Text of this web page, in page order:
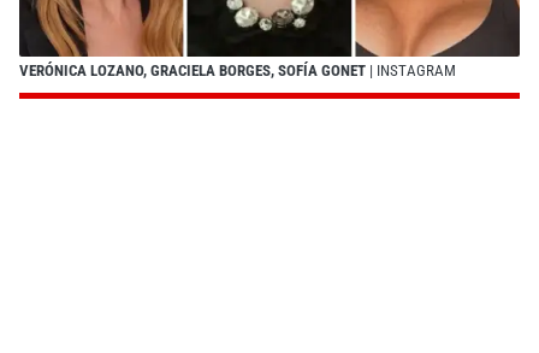
VERÓNICA LOZANO, GRACIELA BORGES, SOFÍA GONET | INSTAGRAM